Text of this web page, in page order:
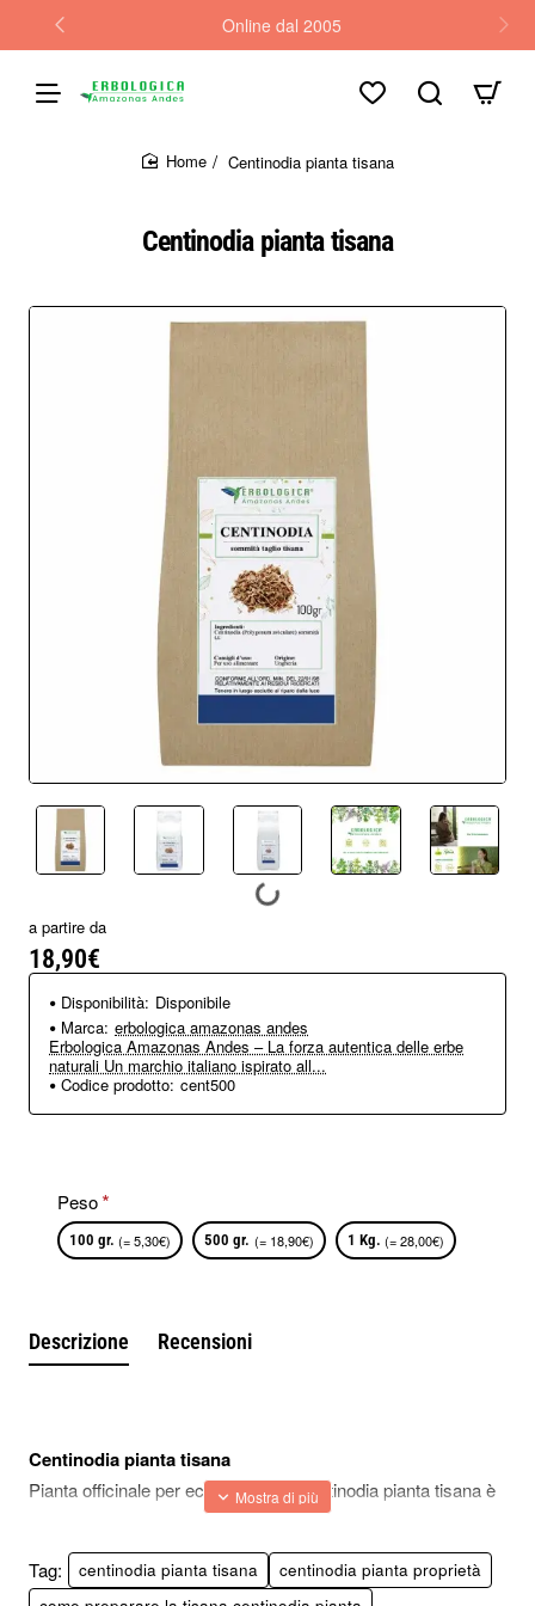
Online dal 2005
Centinodia pianta tisana
Centinodia pianta tisana
a partire da
18,90€
Disponibilità: Disponibile
Marca: erbologica amazonas andes
Erbologica Amazonas Andes – La forza autentica delle erbe
naturali Un marchio italiano ispirato all...
Codice prodotto: cent500
Peso
100 gr. (= 5,30€) 500 gr. (= 18,90€) 1 Kg. (= 28,00€)
Descrizione Recensioni
Centinodia pianta tisana
Pianta officinale per eccellenza, la Centinodia pianta tisana è
sicuramente una delle erbe che hanno una grande “potenza”
curativa ed è una delle piante più conosciute per la cura di
determinate patologie.
Tag: centinodia pianta tisana
centinodia pianta proprietà